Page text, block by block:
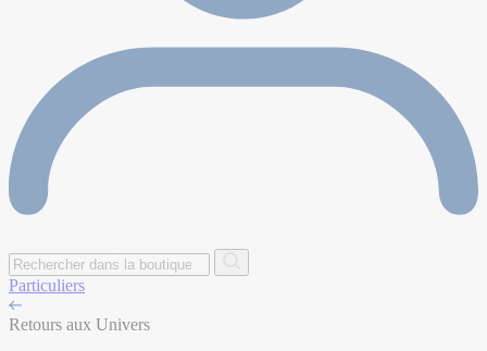
Particuliers
Retours aux Univers